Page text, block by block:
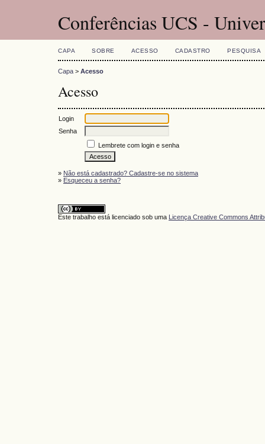
Conferências UCS -
CAPA SOBRE ACESSO CADASTRO PESQUISA
Capa > Acesso
Acesso
Login
Senha
Lembrete com login e senha
» Não está cadastrado? Cadastre-se no sistema
» Esqueceu a senha?
Este trabalho está licenciado sob uma Licença Creative Commons